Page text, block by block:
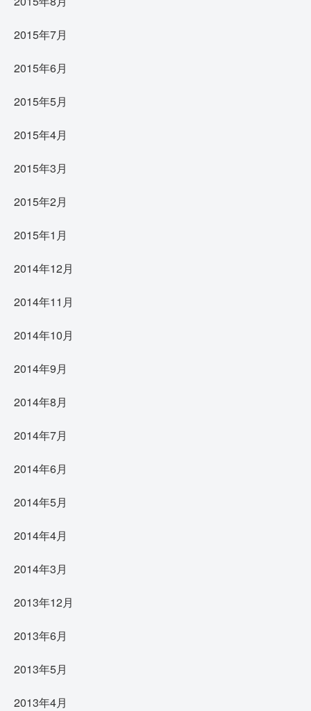
2015年7月
2015年6月
2015年5月
2015年4月
2015年3月
2015年2月
2015年1月
2014年12月
2014年11月
2014年10月
2014年9月
2014年8月
2014年7月
2014年6月
2014年5月
2014年4月
2014年3月
2013年12月
2013年6月
2013年5月
2013年4月